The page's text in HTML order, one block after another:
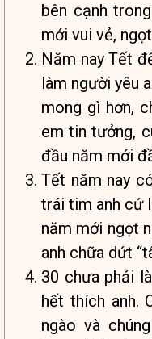
bên cạnh
mới vui vẻ,
Năm nay Tết
làm người yêu
mong gì hơn,
em tin tưởng,
đầu năm mới
Tết năm nay
trái tim anh cứ
năm mới ngọt
anh chữa dứt
30 chưa phải
hết thích anh.
ngào và